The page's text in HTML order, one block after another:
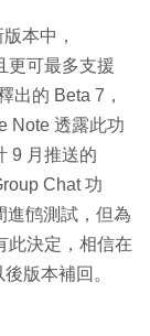
本中，
更可最多支援
出的 Beta 7，
Note 透露此功
9 月推送的
Chat 功
進鸻測試，但為
此決定，相信在
版本補回。